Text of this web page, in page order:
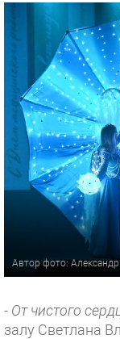
Автор фото:
- От чистого
залу Светлана